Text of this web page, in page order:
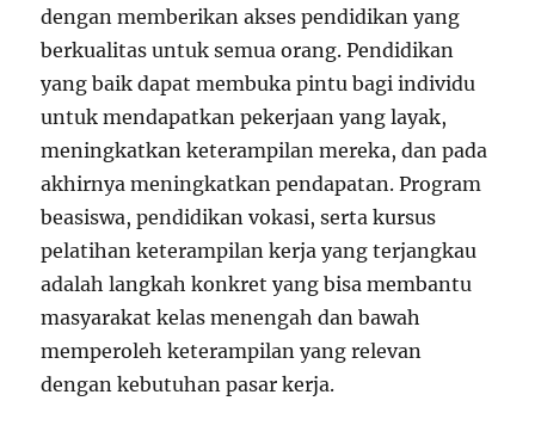
dengan memberikan akses pendidikan yang
berkualitas untuk semua orang. Pendidikan
yang baik dapat membuka pintu bagi individu
untuk mendapatkan pekerjaan yang layak,
meningkatkan keterampilan mereka, dan pada
akhirnya meningkatkan pendapatan. Program
beasiswa, pendidikan vokasi, serta kursus
pelatihan keterampilan kerja yang terjangkau
adalah langkah konkret yang bisa membantu
masyarakat kelas menengah dan bawah
memperoleh keterampilan yang relevan
dengan kebutuhan pasar kerja.